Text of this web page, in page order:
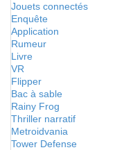
Jouets connectés
Enquête
Application
Rumeur
Livre
VR
Flipper
Bac à sable
Rainy Frog
Thriller narratif
Metroidvania
Tower Defense